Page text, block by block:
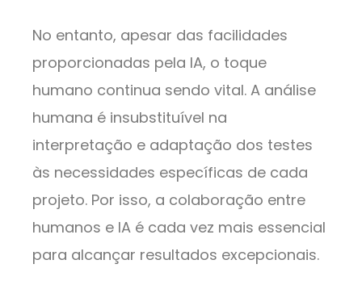
No entanto, apesar das facilidades
proporcionadas pela IA, o toque
humano continua sendo vital. A análise
humana é insubstituível na
interpretação e adaptação dos testes
às necessidades específicas de cada
projeto. Por isso, a colaboração entre
humanos e IA é cada vez mais essencial
para alcançar resultados excepcionais.